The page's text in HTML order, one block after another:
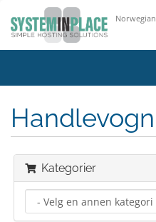
Norwegian
Handlevogn
Kategorier